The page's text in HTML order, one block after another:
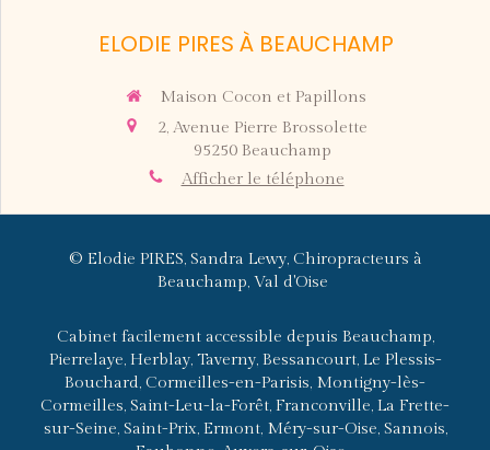
ELODIE PIRES À BEAUCHAMP
Maison Cocon et Papillons
2, Avenue Pierre Brossolette
95250 Beauchamp
Afficher le téléphone
© Elodie PIRES, Sandra Lewy, Chiropracteurs à
Beauchamp, Val d'Oise
Cabinet facilement accessible depuis Beauchamp,
Pierrelaye, Herblay, Taverny, Bessancourt, Le Plessis-
Bouchard, Cormeilles-en-Parisis, Montigny-lès-
Cormeilles, Saint-Leu-la-Forêt, Franconville, La Frette-
sur-Seine, Saint-Prix, Ermont, Méry-sur-Oise, Sannois,